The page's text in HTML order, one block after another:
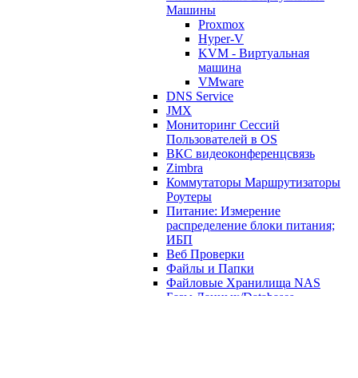
Машины
Proxmox
Hyper-V
KVM - Виртуальная
машина
VMware
DNS Service
JMX
Мониторинг Сессий
Пользователей в OS
ВКС видеоконференцсвязь
Zimbra
Коммутаторы Маршрутизаторы
Роутеры
Питание: Измерение
распределение блоки питания;
ИБП
Веб Проверки
Файлы и Папки
Файловые Хранилища NAS
Базы Данных/Databases